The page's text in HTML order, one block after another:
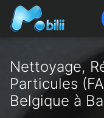
Nettoyage,
Particules
Belgique à